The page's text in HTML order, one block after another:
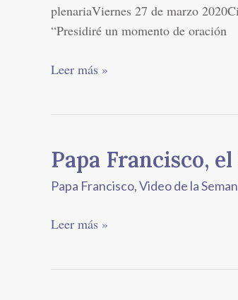
plenariaViernes 27 de marzo
“Presidiré un momento de oración
Leer más »
Papa Francisco,
Papa Francisco,Video de la
Papa
Francisco,
el
mundo
Leer más »